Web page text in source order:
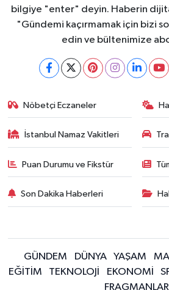
bilgiye "enter" deyin. Haberin
"Gündemi kaçırmamak için bizi
edin ve bültenimize
Nöbetçi Eczaneler
İstanbul Namaz Vakitleri
Puan Durumu ve Fikstür
Son Dakika Haberleri
GÜNDEM DÜNYA YAŞAM
EĞİTİM
TEKNOLOJİ EKONOMİ
FRAGMANLAR